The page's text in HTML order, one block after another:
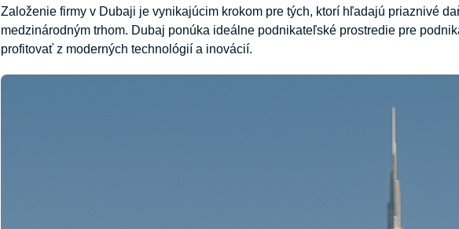
Založenie firmy v Dubaji je vynikajúcim krokom pre tých, ktorí hľadajú priaznivé
medzinárodným trhom. Dubaj ponúka ideálne podnikateľské prostredie pre
profitovať z moderných technológií a inovácií.